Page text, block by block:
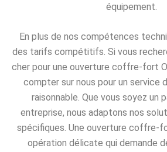
équipement.
En plus de nos compétences
des tarifs compétitifs. Si vous
cher pour une ouverture coffre-fort
compter sur nous pour un service
raisonnable. Que vous soyez un
entreprise, nous adaptons nos
spécifiques. Une ouverture coffre-
opération délicate qui demande